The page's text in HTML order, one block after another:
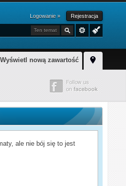
Logowanie » Rejestracja
Ten temat
Wyświetl nową zawartość
ale nie bój się to jest